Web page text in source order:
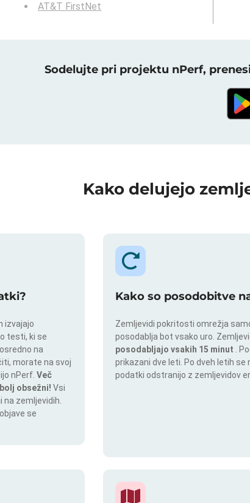
AT&T FirstNet
Sodelujte pri projektu nPerf,
Kako delujejo
izvajajo
testi, ki se
na
morate na svoj
nPerf. Več
obsežni! Vsi
zemljevidih.
se
Kako so posodobitve
Zemljevidi pokritosti omrežja
posodablja bot vsako uro.
posodabljajo vsakih 15 minut
.
prikazani dve leti. Po dveh letih se
podatki odstranijo z zemljevidov